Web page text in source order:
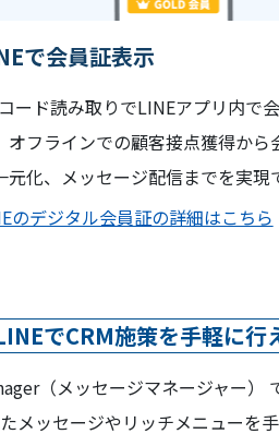
で会員証表示
ード読み取りでLINEアプリ内で
オフラインでの顧客接点獲得から
元化、メッセージ配信までを実現
のデジタル会員証の詳細はこちら
でCRM施策を手軽に行
（メッセージマネージャー
メッセージやリッチメニューを手